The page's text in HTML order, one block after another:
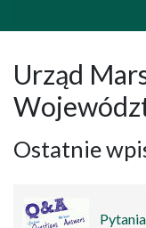
Urząd
Ostatnie